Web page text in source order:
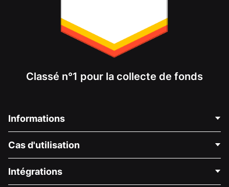
Classé n°1 pour la collecte de fonds
Informations
À propos de nous
Carrières
Cas d'utilisation
Collecte de fonds médicale
Intégrations